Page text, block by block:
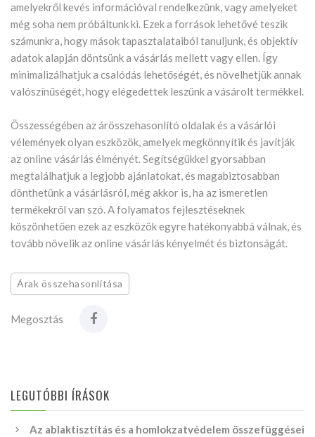
amelyekről kevés információval rendelkezünk, vagy amelyeket
még soha nem próbáltunk ki. Ezek a források lehetővé teszik
számunkra, hogy mások tapasztalataiból tanuljunk, és objektív
adatok alapján döntsünk a vásárlás mellett vagy ellen. Így
minimalizálhatjuk a csalódás lehetőségét, és növelhetjük annak
valószínűségét, hogy elégedettek leszünk a vásárolt termékkel.
Összességében az árösszehasonlító oldalak és a vásárlói
vélemények olyan eszközök, amelyek megkönnyítik és javítják
az online vásárlás élményét. Segítségükkel gyorsabban
megtalálhatjuk a legjobb ajánlatokat, és magabiztosabban
dönthetünk a vásárlásról, még akkor is, ha az ismeretlen
termékekről van szó. A folyamatos fejlesztéseknek
köszönhetően ezek az eszközök egyre hatékonyabbá válnak, és
tovább növelik az online vásárlás kényelmét és biztonságát.
Árak összehasonlítása
Megosztás
LEGUTÓBBI ÍRÁSOK
Az ablaktisztítás és a homlokzatvédelem összefüggései